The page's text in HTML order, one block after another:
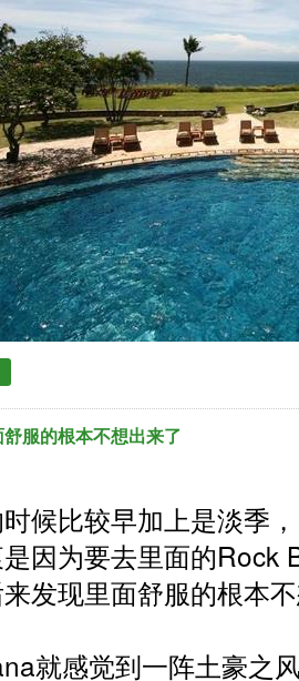
舒服的根本不想出来了
候比较早加上是淡季
因为要去里面的Rock
发现里面舒服的根本